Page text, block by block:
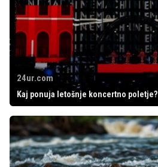
24ur.com
Kaj ponuja letošnje koncertno poletje?